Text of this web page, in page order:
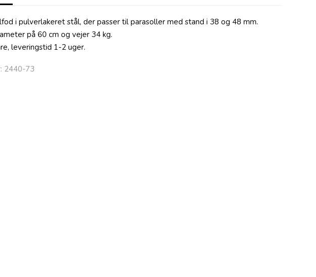
i pulverlakeret stål, der passer til parasoller med stand i 38 og 48 mm.
på 60 cm og vejer 34 kg.
leveringstid 1-2 uger.
2440-73